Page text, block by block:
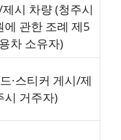
시 차량 (청주시
에 관한 조례 제5
차 소유자)
·스티커 게시/제
시 거주자)